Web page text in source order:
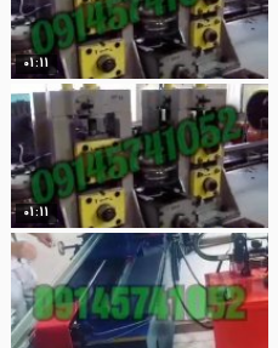
01:11
01:11